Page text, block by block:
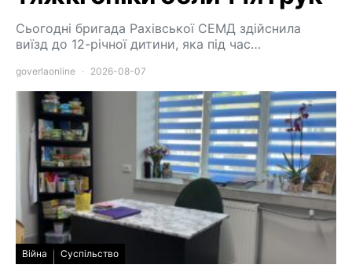
Сьогодні бригада Рахівської СЕМД здійснила
виїзд до 12-річної дитини, яка під час…
goverlaonline 2026-08-07
Війна Суспільство